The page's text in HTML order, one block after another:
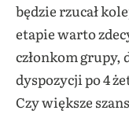
będzie rzucał
etapie warto
członkom grupy,
dyspozycji po 4
Czy większe